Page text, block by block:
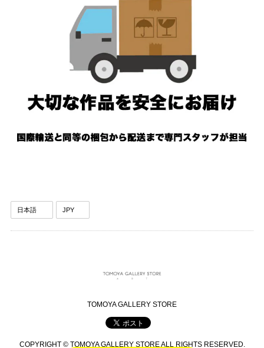
TOMOYA GALLERY STORE
COPYRIGHT © TOMOYA GALLERY STORE ALL RIGHTS RESERVED.